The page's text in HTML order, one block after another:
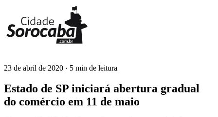
23 de abril de 2020 · 5 min de leitura
Estado de SP iniciará abertura gradual
do comércio em 11 de maio